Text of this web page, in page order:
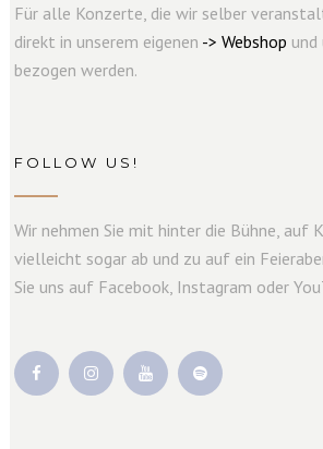
Für alle Konzerte, die wir selber
direkt in unserem eigenen ->Webshop und
bezogen werden.
FOLLOW US!
Wir nehmen Sie mit hinter die Bühne, auf
vielleicht sogar ab und zu auf ein
Sie uns auf Facebook, Instagram oder